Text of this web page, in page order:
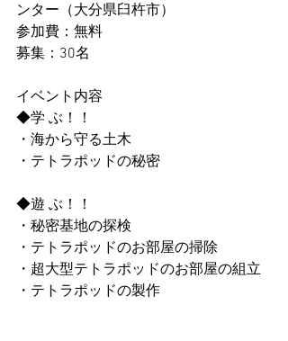
ンター（大分県臼杵市）
参加費：無料
募集：30名
イベント内容
◆学 ぶ！！
・海から守る土木
・テトラポッドの秘密
◆遊 ぶ！！
・秘密基地の探検
・テトラポッドのお部屋の掃除
・超大型テトラポッドのお部屋の組立
・テトラポッドの製作